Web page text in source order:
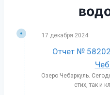
17 декабря 2024
Отчет №
Озеро Чебаркуль.
стих, так и